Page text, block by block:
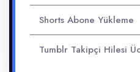
Shorts Abone Yükleme
Tumblr Takipçi Hilesi